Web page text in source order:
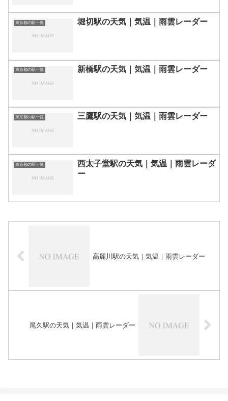
東京都の駅一覧 堀切駅の天気｜気温｜雨雲レーダー
東京都の駅一覧 新橋駅の天気｜気温｜雨雲レーダー
東京都の駅一覧 三鷹駅の天気｜気温｜雨雲レーダー
東京都の駅一覧
西太子堂駅の天気｜気温｜雨雲レーダ
ー
高麗川駅の天気｜気温｜雨雲レーダー
尾久駅の天気｜気温｜雨雲レーダー